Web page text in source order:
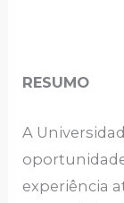
RESUMO
A
experiência